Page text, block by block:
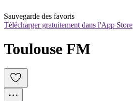
Sauvegarde des favoris
Télécharger gratuitement dans l'App Store
Toulouse FM